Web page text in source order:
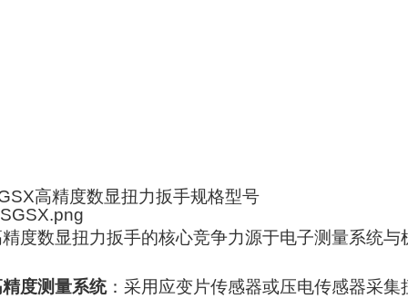
高精度数显扭力扳手规格型号
度数显扭力扳手的核心竞争力源于电子测量系统与
度测量系统：采用应变片传感器或压电传感器采